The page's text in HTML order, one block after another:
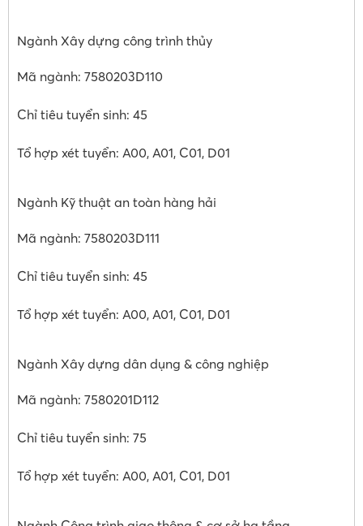
Ngành Xây dựng công trình thủy
Mã ngành: 7580203D110
Chỉ tiêu tuyển sinh: 45
Tổ hợp xét tuyển: A00, A01, C01, D01
Ngành Kỹ thuật an toàn hàng hải
Mã ngành: 7580203D111
Chỉ tiêu tuyển sinh: 45
Tổ hợp xét tuyển: A00, A01, C01, D01
Ngành Xây dựng dân dụng & công nghiệp
Mã ngành: 7580201D112
Chỉ tiêu tuyển sinh: 75
Tổ hợp xét tuyển: A00, A01, C01, D01